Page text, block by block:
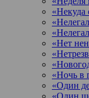
«Некуда
«Нет
«Ночь в
«Один
«Один